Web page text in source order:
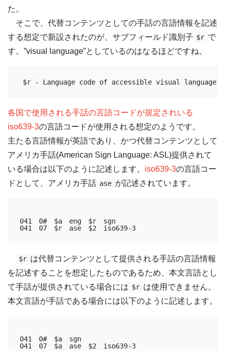
た。
そこで、代替コンテンツとしての手話の言語情報を記述
する想定で新設されたのが、サブフィールド識別子 $r で
す。”visual language”としているのはなるほどですね。
$r - Language code of accessible visual language
各国で使用される手話の言語コードが規定されいる
iso639-3の言語コードが使用される想定のようです。
主たる言語情報が英語であり、かつ代替コンテンツとして
アメリカ手話(American Sign Language: ASL)提供されて
いる場合は以下のように記述します。 iso639-3の言語コー
ドとして、アメリカ手話 ase が記述されています。
041　0#　$a　eng　$r　sgn
041　07　$r　ase　$2　iso639-3
$r は代替コンテンツとして提供される手話の言語情報
を記述することを想定したものであるため、本文言語とし
て手話が提供されている場合には $r は使用できません。
本文言語が手話である場合には以下のように記述します。
041　0#　$a　sgn
041　07　$a　ase　$2　iso639-3